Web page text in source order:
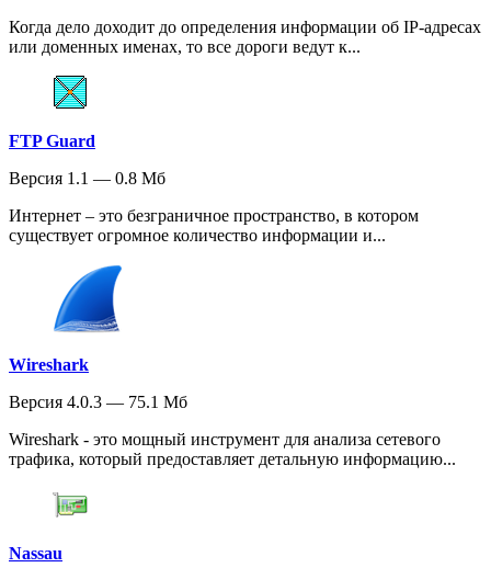
Когда дело доходит до определения информации об IP-адресах
или доменных именах, то все дороги ведут к...
FTP Guard
Версия 1.1 — 0.8 Мб
Интернет – это безграничное пространство, в котором
существует огромное количество информации и...
Wireshark
Версия 4.0.3 — 75.1 Мб
Wireshark - это мощный инструмент для анализа сетевого
трафика, который предоставляет детальную информацию...
Nassau